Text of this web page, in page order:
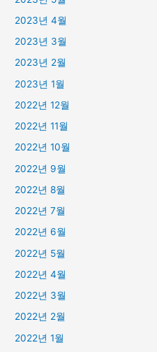
2023년 4월
2023년 3월
2023년 2월
2023년 1월
2022년 12월
2022년 11월
2022년 10월
2022년 9월
2022년 8월
2022년 7월
2022년 6월
2022년 5월
2022년 4월
2022년 3월
2022년 2월
2022년 1월